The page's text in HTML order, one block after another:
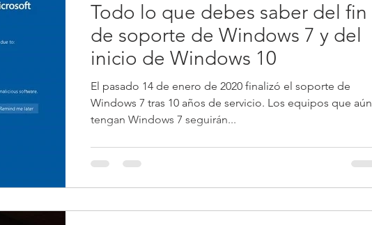
Todo lo que debes saber del fin
de soporte de Windows 7 y del
inicio de Windows 10
El pasado 14 de enero de 2020 finalizó el soporte de
Windows 7 tras 10 años de servicio. Los equipos que aún
tengan Windows 7 seguirán...